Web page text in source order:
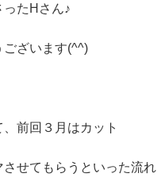
たHさん♪
ございます(^^)
前回３月はカット
せてもらうといった流れ